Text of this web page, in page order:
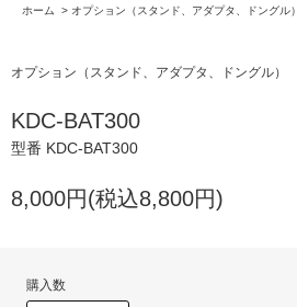
ホーム > オプション（スタンド、アダプタ、ドングル）
オプション（スタンド、アダプタ、ドングル）
KDC-BAT300
型番 KDC-BAT300
8,000円(税込8,800円)
購入数